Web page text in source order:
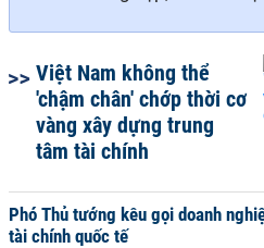
Việt Nam không thể
'chậm chân' chớp thời cơ
vàng xây dựng trung
tâm tài chính
Phó Thủ tướng kêu gọi doanh
tài chính quốc tế